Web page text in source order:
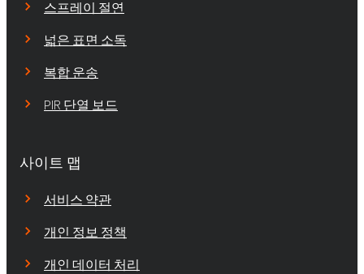
스프레이 절연
넓은 표면 소독
복합 운송
PIR 단열 보드
사이트 맵
서비스 약관
개인 정보 정책
개인 데이터 처리